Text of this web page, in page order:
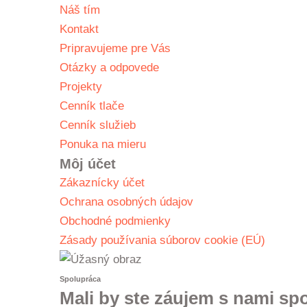
Náš tím
Kontakt
Pripravujeme pre Vás
Otázky a odpovede
Projekty
Cenník tlače
Cenník služieb
Ponuka na mieru
Môj účet
Zákaznícky účet
Ochrana osobných údajov
Obchodné podmienky
Zásady používania súborov cookie (EÚ)
Spolupráca
Mali by ste záujem s nami